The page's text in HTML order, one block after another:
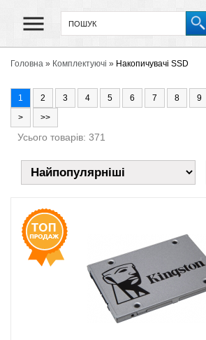
Головна » Комплектуючі » Накопичувачі SSD
1 2 3 4 5 6 7 8 9
>
>>
Усього товарів: 371